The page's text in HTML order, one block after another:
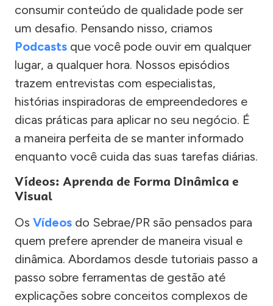
consumir conteúdo de qualidade pode ser
um desafio. Pensando nisso, criamos
Podcasts que você pode ouvir em qualquer
lugar, a qualquer hora. Nossos episódios
trazem entrevistas com especialistas,
histórias inspiradoras de empreendedores e
dicas práticas para aplicar no seu negócio. É
a maneira perfeita de se manter informado
enquanto você cuida das suas tarefas diárias.
Vídeos: Aprenda de Forma Dinâmica e
Visual
Os Vídeos do Sebrae/PR são pensados para
quem prefere aprender de maneira visual e
dinâmica. Abordamos desde tutoriais passo a
passo sobre ferramentas de gestão até
explicações sobre conceitos complexos de